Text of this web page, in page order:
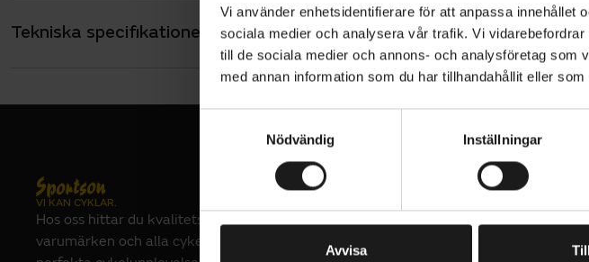
Vi använder enhetsidentifierare för att anpassa innehållet
sociala medier och analysera vår trafik. Vi
till de sociala medier och annons- och analysföretag
med annan information som du har tillhandahållit eller
c
k
Nödvändig Inställningar
Avvisa
Dessa bågar passar inte till äldre
frontlådan.
Kapell köps separat.
Tekniska specifikationer Allmänt
VARUMÄRKE
Cargobike
VI KAN CYKLAR.
Hos oss hittar du kvalitetscyklar från välkända
varumärken och alla cykeltillbehör du behöver för den
E
M